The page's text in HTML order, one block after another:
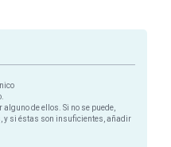
de ellos. Si no se puede,
si éstas son insuficientes, añadir